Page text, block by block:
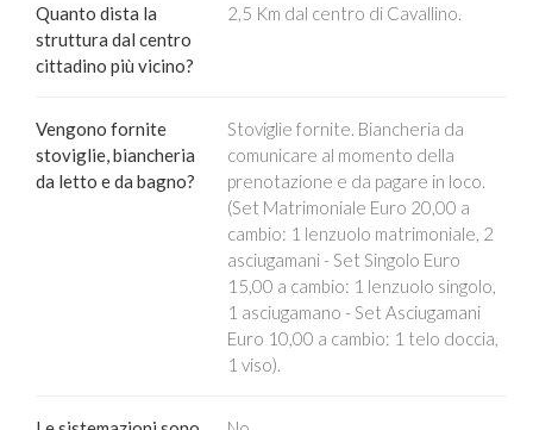
Quanto dista la
struttura dal centro
cittadino più vicino?
2,5 Km dal centro di Cavallino.
Vengono fornite
stoviglie, biancheria
da letto e da bagno?
Stoviglie fornite. Biancheria da
comunicare al momento della
prenotazione e da pagare in loco.
(Set Matrimoniale Euro 20,00 a
cambio: 1 lenzuolo matrimoniale, 2
asciugamani - Set Singolo Euro
15,00 a cambio: 1 lenzuolo singolo,
1 asciugamano - Set Asciugamani
Euro 10,00 a cambio: 1 telo doccia,
1 viso).